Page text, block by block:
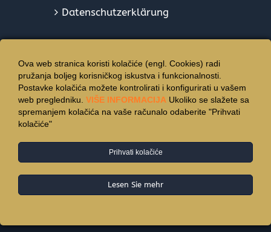
Datenschutzerklärung
© Copyright 2015 -2026 | Hotel Vincentinum - Alle Rechte
vorbehalten.
Ova web stranica koristi kolačiće (engl. Cookies) radi
pružanja boljeg korisničkog iskustva i funkcionalnosti.
Postavke kolačića možete kontrolirati i konfigurirati u vašem
web pregledniku. VIŠE INFORMACIJA Ukoliko se slažete sa
spremanjem kolačića na vaše računalo odaberite "Prihvati
kolačiće"
Prihvati kolačiće
Lesen Sie mehr